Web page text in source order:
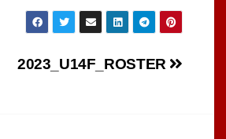
2023_U14F_ROSTER